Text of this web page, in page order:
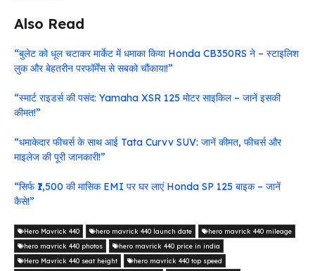
Also Read
“बुलेट को धूल चटाकर मार्केट में धमाका किया Honda CB350RS ने – स्टाइलिश
लुक और बेहतरीन परफॉर्मेंस से सबको चौंकाया!”
“स्मार्ट राइडर्स की पसंद: Yamaha XSR 125 मोटर साइकिल – जानें इसकी
कीमत!”
“धमाकेदार फीचर्स के साथ आई Tata Curvv SUV: जानें कीमत, फीचर्स और
माइलेज की पूरी जानकारी!”
“सिर्फ ₹1,500 की मासिक EMI पर घर लाएं Honda SP 125 बाइक – जानें
कैसे!”
Hero Mavrick 440 hero mavrick 440 launch date
hero mavrick 440 mileage
hero mavrick 440 photos
hero mavrick 440 price in india
Hero Mavrick 440 seat height
hero mavrick 440 top speed